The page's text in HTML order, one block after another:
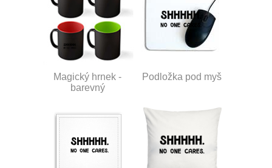
Magický hrnek -
barevný
Podložka pod myš